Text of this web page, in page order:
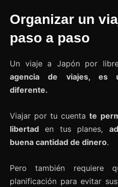
Organizar un
paso a paso
Un viaje a Japón por
agencia de viajes, es
diferente.
Viajar por tu cuentate
libertad en tus planes,
buena cantidad de dinero.
Pero también requiere
planificación para evitar